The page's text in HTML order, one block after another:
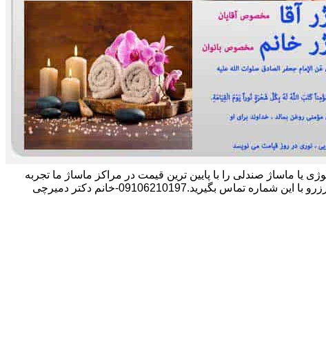
یا ماساژ صندلی را با پایین ترین قیمت در مراکز ماساژ ما تجربه
خانم دکتر دمیرچی